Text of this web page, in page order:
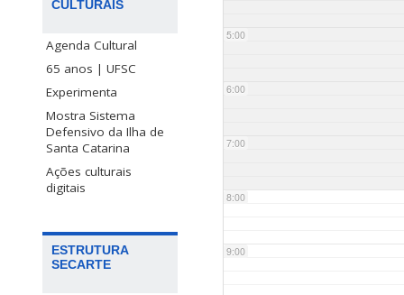
CULTURAIS
Agenda Cultural
65 anos | UFSC
Experimenta
Mostra Sistema
Defensivo da Ilha de
Santa Catarina
Ações culturais
digitais
ESTRUTURA
SECARTE
5:00
6:00
7:00
8:00
9:00